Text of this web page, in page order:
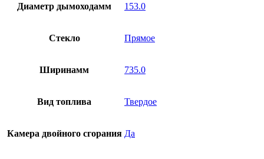
Диаметр дымоходамм 153.0
Стекло Прямое
Ширинамм 735.0
Вид топлива Твердое
Камера двойного сгорания Да